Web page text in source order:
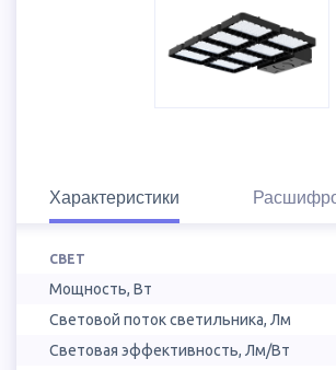
Характеристики
СВЕТ
Мощность, Вт
Световой поток светильника, Лм
Световая эффективность, Лм/Вт